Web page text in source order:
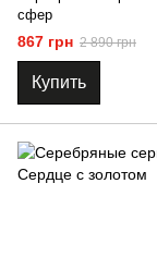
сфер
867 грн 2 890 грн
Купить